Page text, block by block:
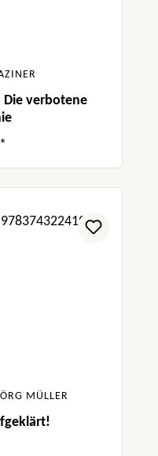
Die verbotene
MÜLLER